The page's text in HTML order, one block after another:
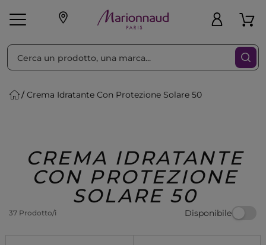
Make-up Profumi
Regalo
Crema Idratante Con Protezione Solare 50
CREMA IDRATANTE
CON PROTEZIONE
SOLARE 50
37 Prodotto/i Disponibile
Ordina per Filtra